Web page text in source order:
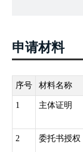
的日期对暂停设
4.在暂停期限内，
5.按最大需量计
有关规定。
申请材料
序号 材料名称
1 主体证明
2 委托书授权